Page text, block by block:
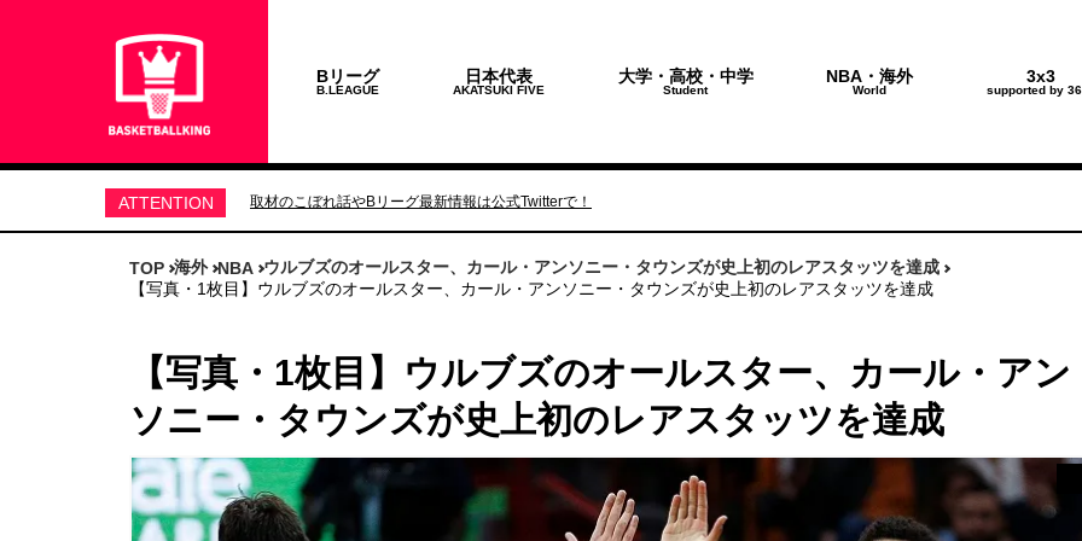
Bリーグ
B.LEAGUE
日本代表
AKATSUKI FIVE
大学・高校・中学
Student
NBA・海外
World
3x3
supported by
ATTENTION 取材のこぼれ話やBリーグ最新情報は公式Twitterで！
TOP 海外 NBA ウルブズのオールスター、カール・アンソニー・タウンズが史上初のレアスタッツを達成
【写真・1枚目】ウルブズのオールスター、カール・アンソニー・タウンズが史上初のレアスタッツを達成
【写真・1枚目】ウルブズのオールスター、カール・アン
ソニー・タウンズが史上初のレアスタッツを達成